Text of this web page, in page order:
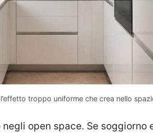
troppo uniforme che crea nello
open space. Se soggiorno